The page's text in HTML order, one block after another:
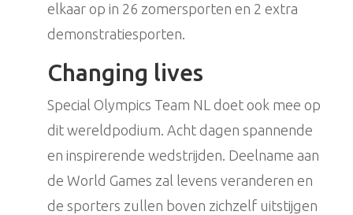
elkaar op in 26 zomersporten en 2 extra
demonstratiesporten.
Changing lives
Special Olympics Team NL doet ook mee op
dit wereldpodium. Acht dagen spannende
en inspirerende wedstrijden. Deelname aan
de World Games zal levens veranderen en
de sporters zullen boven zichzelf uitstijgen